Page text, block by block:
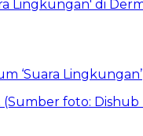
‘Suara Lingkungan’